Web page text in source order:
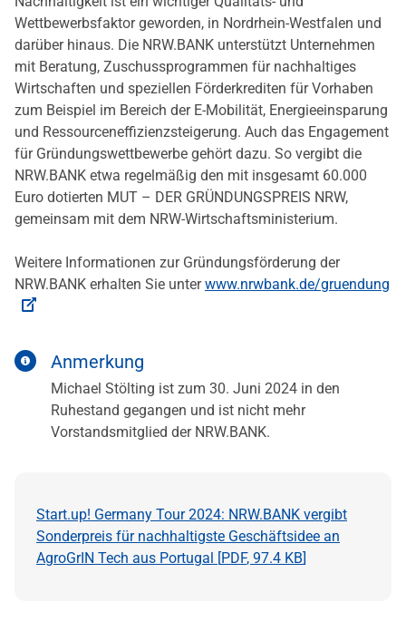
Wettbewerbsfaktor geworden, in Nordrhein-Westfalen und
darüber hinaus. Die NRW.BANK unterstützt Unternehmen
mit Beratung, Zuschussprogrammen für nachhaltiges
Wirtschaften und speziellen Förderkrediten für Vorhaben
zum Beispiel im Bereich der E-Mobilität, Energieeinsparung
und Ressourceneffizienzsteigerung. Auch das Engagement
für Gründungswettbewerbe gehört dazu. So vergibt die
NRW.BANK etwa regelmäßig den mit insgesamt 60.000
Euro dotierten MUT – DER GRÜNDUNGSPREIS NRW,
gemeinsam mit dem NRW-Wirtschaftsministerium.
Weitere Informationen zur Gründungsförderung der
NRW.BANK erhalten Sie unterwww.nrwbank.de/gruendung
Anmerkung
Michael Stölting ist zum 30. Juni 2024 in den
Ruhestand gegangen und ist nicht mehr
Vorstandsmitglied der NRW.BANK.
Start.up! Germany Tour 2024: NRW.BANK vergibt
Sonderpreis für nachhaltigste Geschäftsidee an
AgroGrIN Tech aus Portugal [PDF, 97.4 KB]